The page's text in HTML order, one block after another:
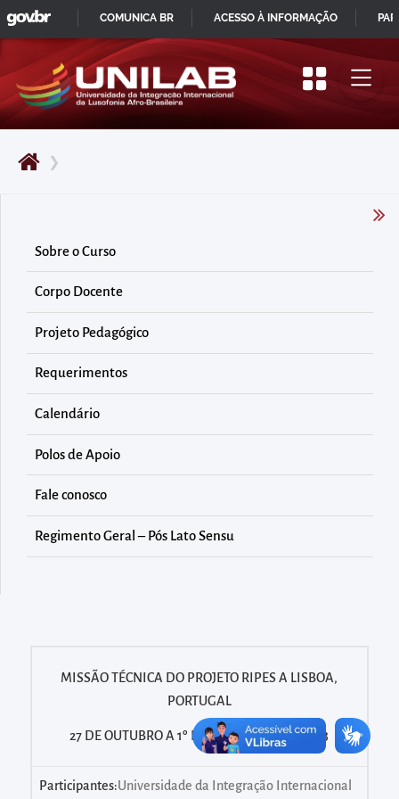
Pular
para
início
do
principal
Acessar
diretamente
o
Acessar
diretamente
área
para
realizar
buscas
internas
postas
rodapé
❯
MISSÃO TÉCNICA DO PROJETO RIPES A LISBOA,
PORTUGAL
27 DE OUTUBRO A 1º DE NOVEMBRO DE 2013
Participantes:Universidade da Integração Internacional
Sobre o Curso
Corpo Docente
Projeto Pedagógico
Requerimentos
Calendário
Polos de Apoio
Fale conosco
Regimento Geral – Pós Lato Sensu
IR
PARA
CONTEÚDO
GOVBR
COMUNICA BR ACESSO À INFORMAÇÃO